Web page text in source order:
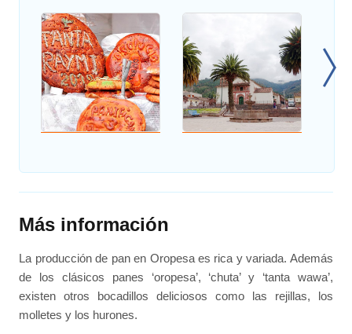
Más información
La producción de pan en Oropesa es rica y variada. Además
de los clásicos panes ‘oropesa’, ‘chuta’ y ‘tanta wawa’,
existen otros bocadillos deliciosos como las rejillas, los
molletes y los hurones.